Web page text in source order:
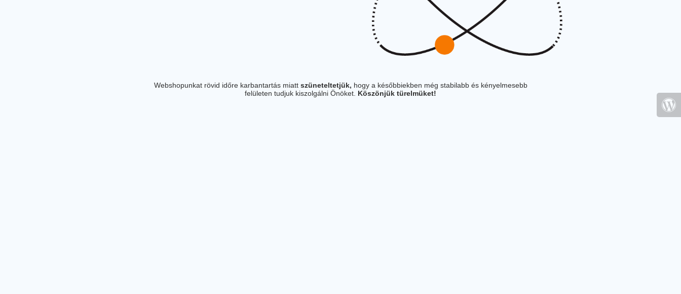
Webshopunkat rövid időre karbantartás miatt szüneteltetjük, hogy a későbbiekben még stabilabb és kényelmesebb
felületen tudjuk kiszolgálni Önöket. Köszönjük türelmüket!